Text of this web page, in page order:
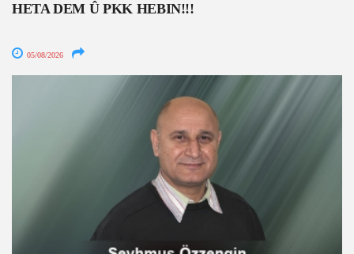
HETA DEM Û PKK HEBIN!!!
05/08/2026